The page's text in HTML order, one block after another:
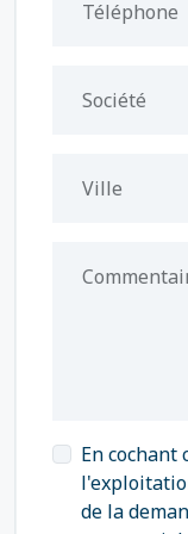
Téléphone
Société
Ville
En cochant
de la